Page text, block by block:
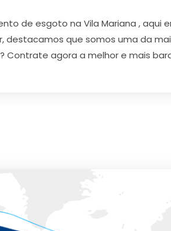
de esgoto na Vila Mariana ,
destacamos que somos uma da
Contrate agora a melhor e mais